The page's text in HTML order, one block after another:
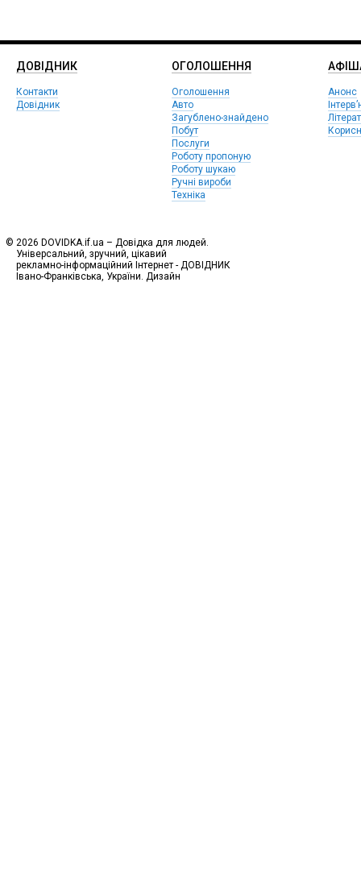
ДОВІДНИК
Контакти
Довідник
ОГОЛОШЕННЯ
Оголошення
Авто
Загублено-знайдено
Побут
Послуги
Роботу пропоную
Роботу шукаю
Ручні вироби
Техніка
Анонс
© 2026 DOVIDKA.if.ua – Довідка для людей.
Універсальний, зручний, цікавий
рекламно-інформаційний Інтернет - ДОВІДНИК
Івано-Франківська, України. Дизайн